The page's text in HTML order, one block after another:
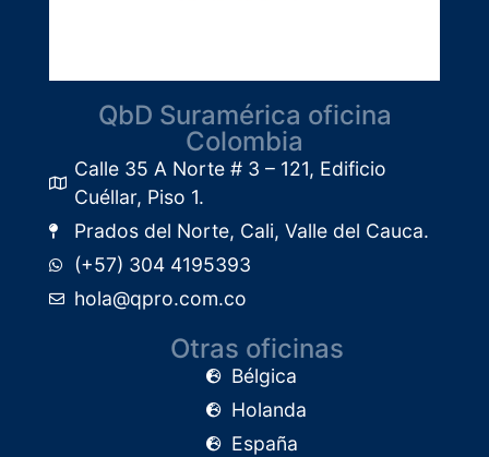
QbD Suramérica oficina
Colombia
Calle 35 A Norte # 3 – 121, Edificio
Cuéllar, Piso 1.​
Prados del Norte, Cali, Valle del Cauca.
(+57) 304 4195393
hola@qpro.com.co
Otras oficinas
Bélgica
Holanda
España